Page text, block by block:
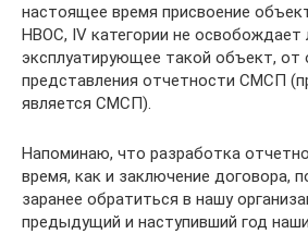
настоящее время присвоение
НВОС, IV категории не освобождает
эксплуатирующее такой объект, от
представления отчетности СМСП
является СМСП).
Напоминаю, что разработка
время, как и заключение договора,
заранее обратиться в нашу
предыдущий и наступивший год